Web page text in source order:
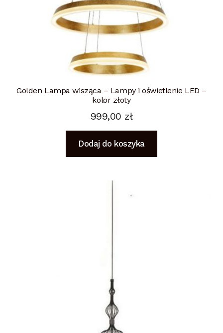
Golden Lampa wisząca – Lampy i oświetlenie LED –
kolor złoty
999,00 zł
Dodaj do koszyka